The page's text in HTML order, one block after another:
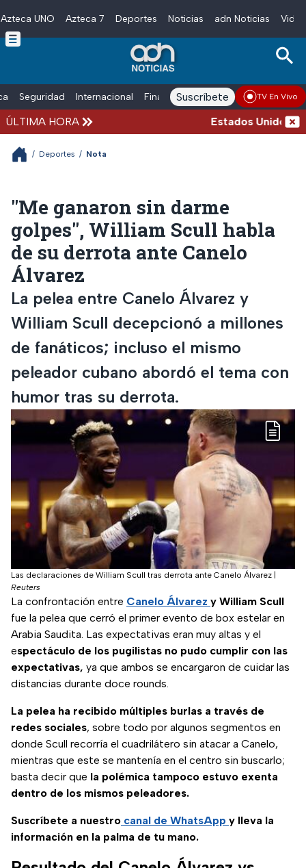
Skip to main content
Azteca UNO Azteca 7 Deportes Noticias adn Noticias
Seguridad Internacional Finanzas adn Noticias Radio
Suscríbete TV En Vivo
ÚLTIMA HORA Estados Unidos
/ Deportes / Nota
"Me ganaron sin darme
golpes", William Scull habla
de su derrota ante Canelo
Álvarez
La pelea entre Canelo Álvarez y
William Scull decepcionó a millones
de fanáticos; incluso el mismo
peleador cubano abordó el tema con
humor tras su derrota.
Las declaraciones de William Scull tras derrota ante Canelo Álvarez
Reuters
La confrontación entre Canelo Álvarez y William Scull
fue la pelea que cerró el primer evento de box estelar en
Arabia Saudita. Las expectativas eran muy altas y el
espectáculo de los pugilistas no pudo cumplir con las
expectativas, ya que ambos se encargaron de cuidar las
distancias durante doce rounds.
La pelea ha recibido múltiples burlas a través de
redes sociales, sobre todo por algunos segmentos en
donde Scull recorría el cuadrilátero sin atacar a Canelo,
mientras que este se mantenía en el centro sin buscarlo;
basta decir que la polémica tampoco estuvo exenta
dentro de los mismos peleadores.
Suscríbete a nuestro canal de WhatsApp y lleva la
información en la palma de tu mano.